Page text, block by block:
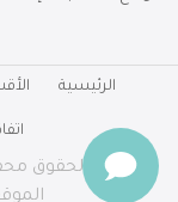
الرئيسية
جميع الحقوق